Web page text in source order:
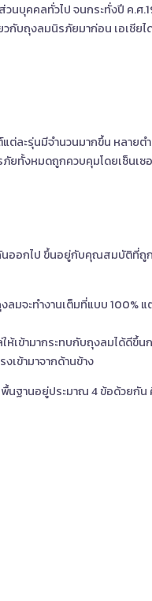
นบุคคลทั่วไป จนกระทั่งปี ค.
ถุงลมนิรภัยมาก่อน เอเชียไ
ะรุ่นมีจำนวนมากขึ้น หลายต
ทั้งหมดถูกควบคุมโดยเซ็นเซอ
ออกไป ขึ้นอยู่กับคุณสมบัติที่ถู
จะทำงานเต็มที่แบบ 100% แ
เข้ามากระทบกับถุงลมได้ดีขึ้น
เข้ามาจากด้านข้าง
ฐานอยู่ประมาณ 4 ข้อด้วยกัน